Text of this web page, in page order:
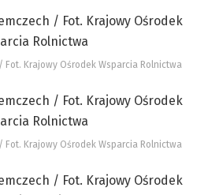
Krajowy Ośrodek Wsparcia Rolnictwa
Krajowy Ośrodek Wsparcia Rolnictwa